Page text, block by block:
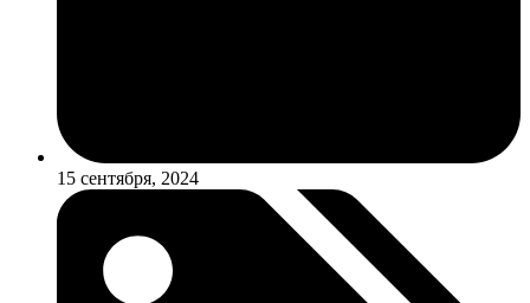
15 сентября, 2024